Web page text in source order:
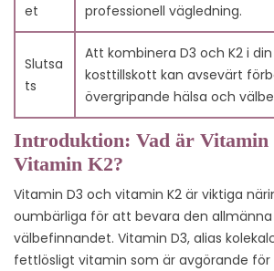
et
professionell vägledning.
Slutsa
ts
Att kombinera D3 och K2 i
kosttillskott kan avsevärt
övergripande hälsa och
Introduktion: Vad är Vitamin
Vitamin K2?
Vitamin D3 och vitamin K2 är viktiga
oumbärliga för att bevara den
välbefinnandet. Vitamin D3, alias
fettlösligt vitamin som är avgörande för